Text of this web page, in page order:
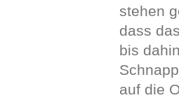
stehen
dass
bis
auf die